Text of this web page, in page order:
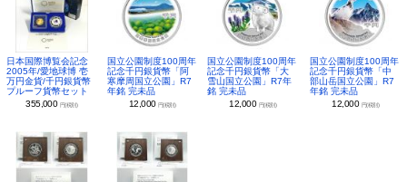
日本国際博覧会記念
2005年/愛地球博 壱
万円金貨/千円銀貨幣
プルーフ貨幣セット
355,000 円(税別)
国立公園制度100周年
記念千円銀貨幣「阿
寒摩周国立公園」R7
年銘 完未品
12,000 円(税別)
国立公園制度100周年
記念千円銀貨幣「大
雪山国立公園」R7年
銘 完未品
12,000 円(税別)
国立公園制度100周年
記念千円銀貨幣「中
部山岳国立公園」R7
年銘 完未品
12,000 円(税別)